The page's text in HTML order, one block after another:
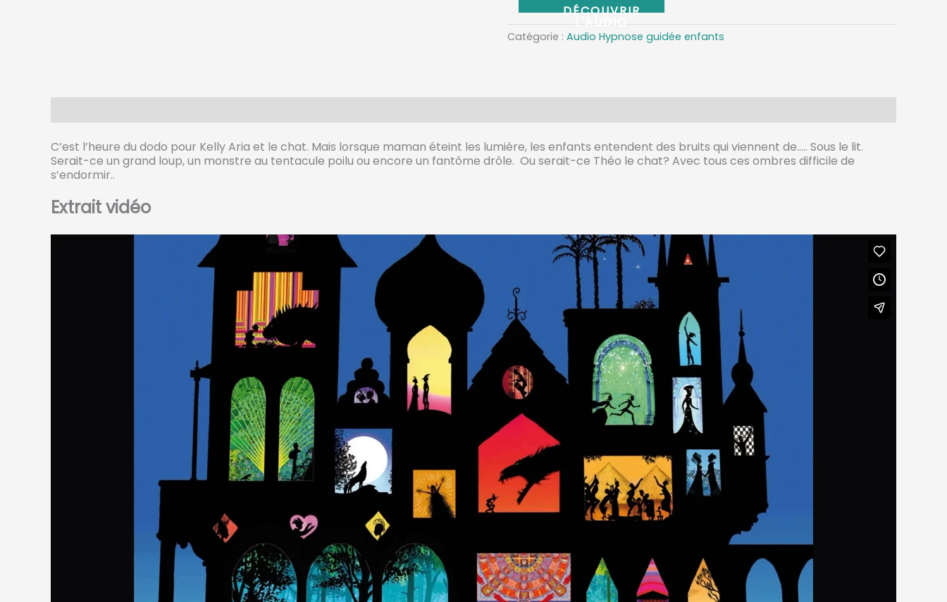
Catégorie : Audio Hypnose guidée enfants
C’est l’heure du dodo pour Kelly Aria et le chat. Mais lorsque maman éteint les lumière, les enfants entendent des bruits qui viennent de….. Sous le lit.
Serait-ce un grand loup, un monstre au tentacule poilu ou encore un fantôme drôle. Ou serait-ce Théo le chat? Avec tous ces ombres difficile de
s’endormir..
Extrait vidéo